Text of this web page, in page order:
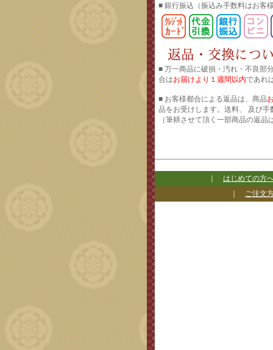
■ 銀行振込 （振込み手数料はお客
■ 万一商品に破損・汚れ・不良部
合はお届けより１週間以内であれ
■ お客様都合による返品は、商品
品をお受けします。送料、 及び
（筆耕させて頂く一部商品の返品
はじめての方
ご注文